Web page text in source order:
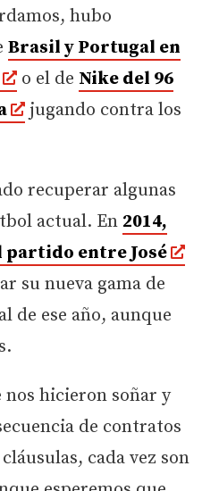
hubo
Brasil y Portugal en
o el de Nike del 96
jugando contra los
recuperar algunas
actual. En 2014,
entre José
su nueva gama de
de ese año, aunque
nos hicieron soñar y
de contratos
cada vez son